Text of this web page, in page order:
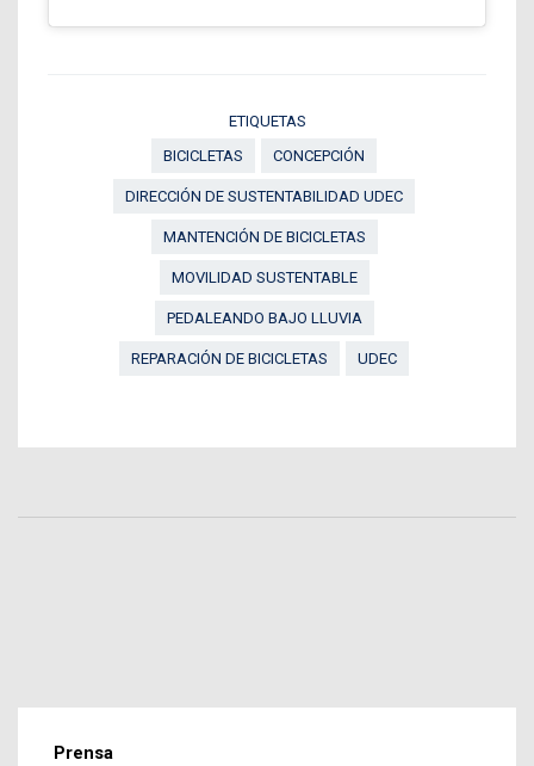
ETIQUETAS
BICICLETAS
CONCEPCIÓN
DIRECCIÓN DE SUSTENTABILIDAD UDEC
MANTENCIÓN DE BICICLETAS
MOVILIDAD SUSTENTABLE
PEDALEANDO BAJO LLUVIA
REPARACIÓN DE BICICLETAS UDEC
Prensa